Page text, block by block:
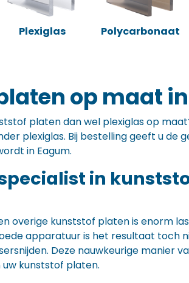
Plexiglas Polycarbonaat
op maat
platen dan wel plexiglas op
plexiglas. Bij bestelling geeft u de
in Eagum.
in
overige kunststof platen is enorm
apparatuur is het resultaat toch
Deze nauwkeurige manier
kunststof platen.